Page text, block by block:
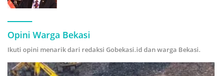
Opini Warga Bekasi
Ikuti opini menarik dari redaksi Gobekasi.id dan warga Bekasi.